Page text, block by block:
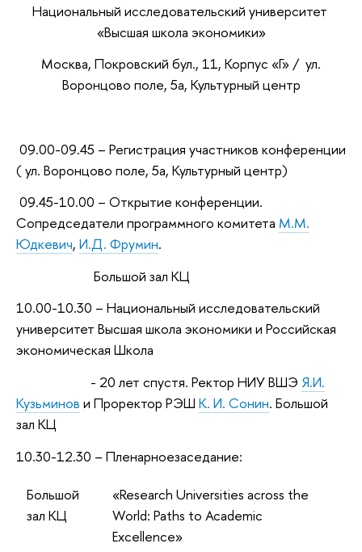
Национальный исследовательский университет
«Высшая школа экономики»
Москва, Покровский бул., 11, Корпус «Г» / ул.
Воронцово поле, 5а, Культурный центр
09.00-09.45 – Регистрация участников конференции
( ул. Воронцово поле, 5а, Культурный центр)
09.45-10.00 – Открытие конференции.
Сопредседатели программного комитета М.М.
Юдкевич, И.Д. Фрумин.
Большой зал КЦ
10.00-10.30 – Национальный исследовательский
университет Высшая школа экономики и Российская
экономическая Школа
- 20 лет спустя. Ректор НИУ ВШЭ Я.И.
Кузьминов и Проректор РЭШ К. И. Сонин. Большой
зал КЦ
10.30-12.30 – Пленарноезаседание:
Большой
зал КЦ
«Research Universities across the
World: Paths to Academic
Excellence»